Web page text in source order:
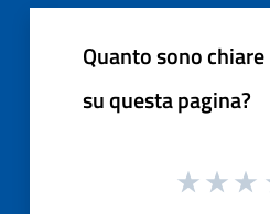
Quanto sono
su questa pagina?